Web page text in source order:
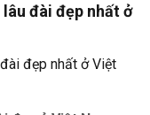
đài đẹp nhất ở